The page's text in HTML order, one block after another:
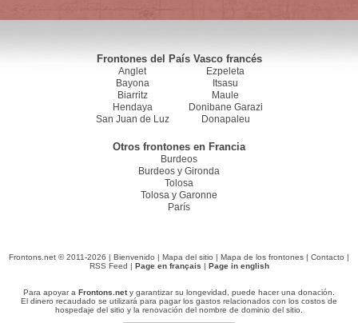
Frontones del País Vasco francés
Anglet
Bayona
Biarritz
Hendaya
San Juan de Luz
Ezpeleta
Itsasu
Maule
Donibane Garazi
Donapaleu
Otros frontones en Francia
Burdeos
Burdeos y Gironda
Tolosa
Tolosa y Garonne
París
Frontons.net © 2011-2026 | Bienvenido | Mapa del sitio | Mapa de los frontones | Contacto |
RSS Feed | Page en français | Page in english
Para apoyar a Frontons.nety garantizar su longevidad, puede hacer una donación.
El dinero recaudado se utilizará para pagar los gastos relacionados con los costos de
hospedaje del sitio y la renovación del nombre de dominio del sitio.